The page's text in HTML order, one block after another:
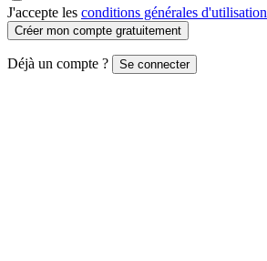
J'accepte les conditions générales d'utilisation
Créer mon compte gratuitement
Déjà un compte ? Se connecter